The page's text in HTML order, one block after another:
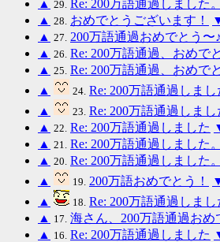
▲ 29. Re: 200万語通過しました。
▲ 28. おめでとうございます！
▲ 27. 200万語通過おめでとう〜♪
▲ 26. Re: 200万語通過、おめで
▲ 25. Re: 200万語通過、おめで
▲
24. Re: 200万語通過しまし
▲
23. Re: 200万語通過しまし
▲ 22. Re: 200万語通過しました
▲ 21. Re: 200万語通過しました。
▲ 20. Re: 200万語通過しました。
▲
19. 200万語おめでとう！
▲
18. Re: 200万語通過しまし
▲ 17. 海さん、200万語通過おめ
▲ 16. Re: 200万語通過しました